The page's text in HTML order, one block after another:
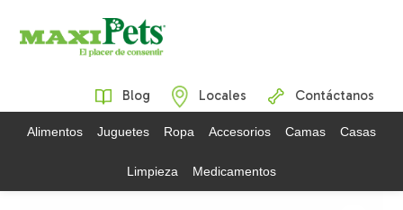
Blog Locales Contáctanos
Alimentos Juguetes Ropa Accesorios Camas Casas
Limpieza Medicamentos